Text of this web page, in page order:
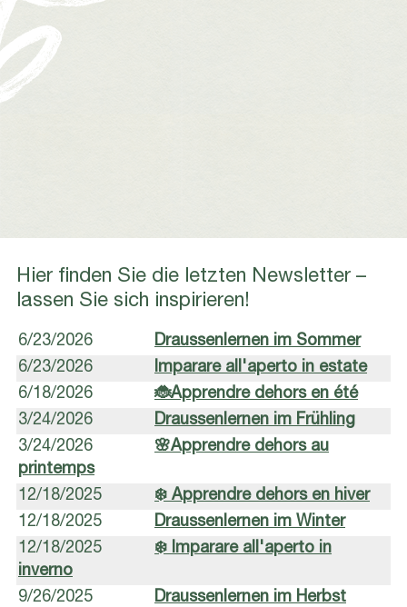
Hier finden Sie die letzten Newsletter –
lassen Sie sich inspirieren!
6/23/2026
Draussenlernen im Sommer
6/23/2026
Imparare all'aperto in estate
6/18/2026
🐞Apprendre dehors en été
3/24/2026
Draussenlernen im Frühling
3/24/2026
🌸Apprendre dehors au
printemps
12/18/2025
❄️ Apprendre dehors en hiver
12/18/2025
Draussenlernen im Winter
12/18/2025
❄️ Imparare all'aperto in
inverno
9/26/2025
Draussenlernen im Herbst